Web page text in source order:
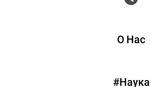
О Нас
#Наука